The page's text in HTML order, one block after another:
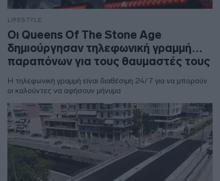
LIFESTYLE
Οι Queens Of The Stone Age
δημιούργησαν τηλεφωνική γραμμή…
παραπόνων για τους θαυμαστές τους
Η τηλεφωνική γραμμή είναι διαθέσιμη 24/7 για να μπορούν
οι καλούντες να αφήσουν μήνυμα